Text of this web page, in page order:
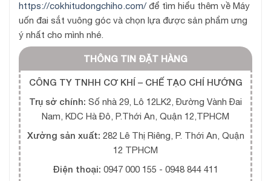
https://cokhitudongchiho.com/ để tìm hiểu thêm về Máy
uốn đai sắt vuông góc và chọn lựa được sản phẩm ưng
ý nhất cho mình nhé.
THÔNG TIN ĐẶT HÀNG
CÔNG TY TNHH CƠ KHÍ – CHẾ TẠO CHÍ HƯỚNG
Trụ sở chính: Số nhà 29, Lô 12LK2, Đường Vành Đai
Nam, KDC Hà Đô, P.Thới An, Quận 12,TPHCM
Xưởng sản xuất: 282 Lê Thị Riêng, P. Thới An, Quận
12 TPHCM
Điện thoại: 0947 000 155 - 0948 844 411